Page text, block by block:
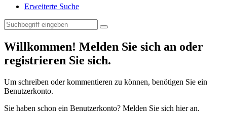
Erweiterte Suche
Willkommen! Melden Sie sich an oder
registrieren Sie sich.
Um schreiben oder kommentieren zu können, benötigen Sie ein
Benutzerkonto.
Sie haben schon ein Benutzerkonto? Melden Sie sich hier an.